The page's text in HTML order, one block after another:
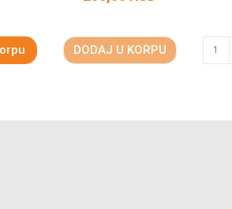
DODAJ U KORPU